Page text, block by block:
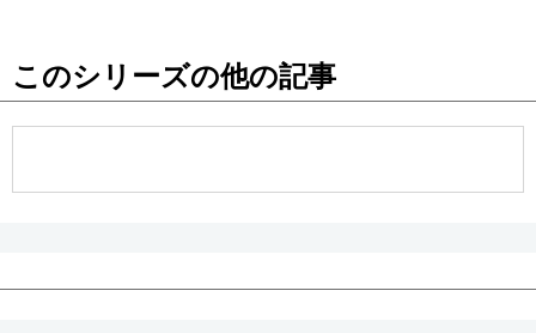
お知らせ
このシリーズの他の記事